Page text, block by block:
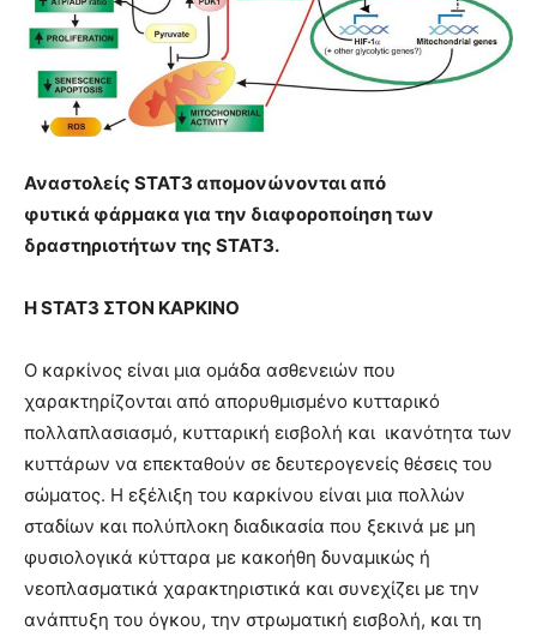
Αναστολείς STAT3 απομονώνονται από
φυτικά φάρμακα για την διαφοροποίηση των
δραστηριοτήτων της STAT3.
Η STAT3 ΣΤΟΝ ΚΑΡΚΙΝΟ
Ο καρκίνος είναι μια ομάδα ασθενειών που
χαρακτηρίζονται από απορυθμισμένο κυτταρικό
πολλαπλασιασμό, κυτταρική εισβολή και ικανότητα των
κυττάρων να επεκταθούν σε δευτερογενείς θέσεις του
σώματος. Η εξέλιξη του καρκίνου είναι μια πολλών
σταδίων και πολύπλοκη διαδικασία που ξεκινά με μη
φυσιολογικά κύτταρα με κακοήθη δυναμικώς ή
νεοπλασματικά χαρακτηριστικά και συνεχίζει με την
ανάπτυξη του όγκου, την στρωματική εισβολή, και τη